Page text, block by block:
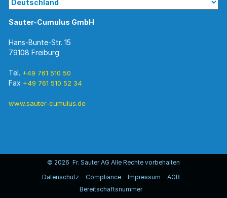
Sauter-Cumulus GmbH
Hans-Bunte-Str. 15
79108 Freiburg
Tel. +49 761 510 50
Fax +49 761 510 52 34
www.sauter-cumulus.de
© 2026 Fr. Sauter AG Alle Rechte vorbehalten
Datenschutz
Compliance Impressum
AGB
Bereitschaftsnummer